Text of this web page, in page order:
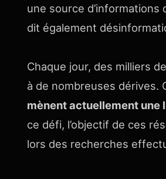
une source
dit également
Chaque jour, des milliers
à de nombreuses dérives.
mènent actuellement
ce défi, l’objectif de ces
lors des recherches